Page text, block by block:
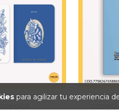
para agilizar tu experiencia
BARTENDER DE